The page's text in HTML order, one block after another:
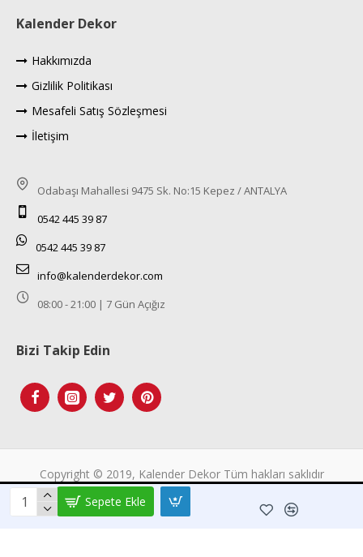
7/24 Canlı Destek
%100 Sorunsuz Alışveriş
Sepete Ekle
Kalender Dekor
Hakkımızda
Gizlilik Politikası
Mesafeli Satış Sözleşmesi
İletişim
Odabaşı Mahallesi 9475 Sk. No:15 Kepez / ANTALYA
0542 445 39 87
0542 445 39 87
info@kalenderdekor.com
08:00 - 21:00 | 7 Gün Açığız
Bizi Takip Edin
Copyright © 2019, Kalender Dekor Tüm hakları saklıdır